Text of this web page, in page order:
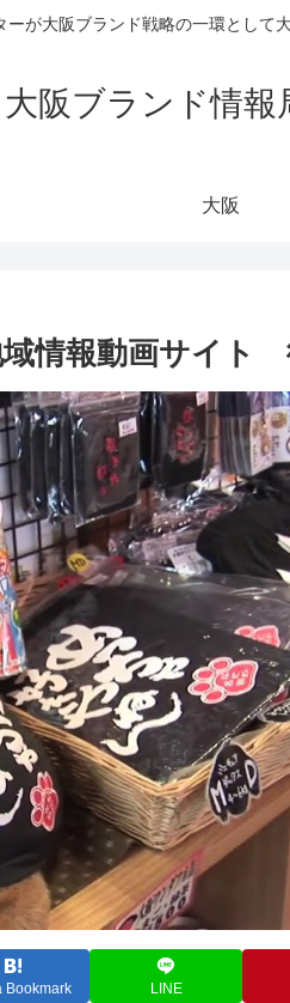
が大阪ブランド戦略の一環として
大阪ブランド情
大阪
域情報動画サイト
Bookmark LINE